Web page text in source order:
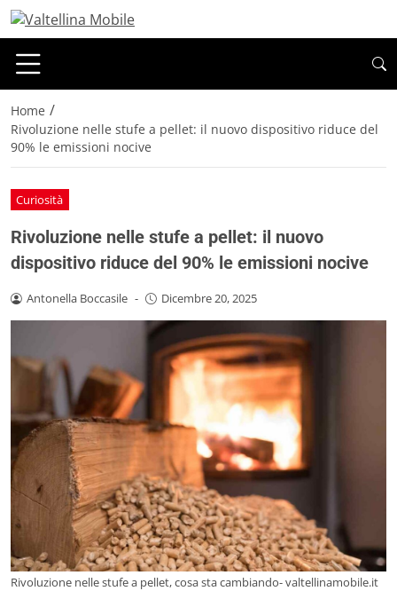
Home /
Rivoluzione nelle stufe a pellet: il nuovo dispositivo riduce del
90% le emissioni nocive
Curiosità
Rivoluzione nelle stufe a pellet: il nuovo
dispositivo riduce del 90% le emissioni nocive
Antonella Boccasile - Dicembre 20, 2025
Rivoluzione nelle stufe a pellet, cosa sta cambiando- valtellinamobile.it